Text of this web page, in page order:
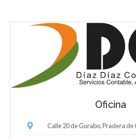
Oficina
Calle 20 de Gurabo, Pradera de